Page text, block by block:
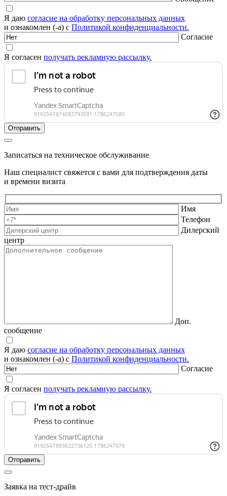
Я даю согласие на обработку персональных данных
и ознакомлен (-а) с Политикой конфиденциальности.
Согласие
Я согласен получать рекламную рассылку.
Записаться на техническое обслуживание
Наш специалист свяжется с вами для подтверждения даты
и времени визита
Имя
Телефон
Дилерский
центр
Доп.
сообщение
Я даю согласие на обработку персональных данных
и ознакомлен (-а) с Политикой конфиденциальности.
Согласие
Я согласен получать рекламную рассылку.
Заявка на тест-драйв